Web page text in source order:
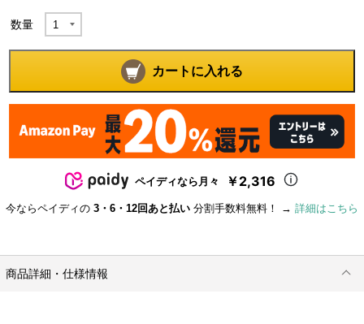
数量
カートに入れる
ペイディなら月々 ￥2,316
今ならペイディの 3・6・12回あと払い 分割手数料無料！ → 詳細はこちら
商品詳細・仕様情報